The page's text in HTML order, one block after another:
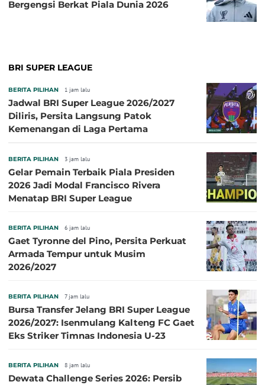
Bergengsi Berkat Piala Dunia 2026
BRI SUPER LEAGUE
BERITA PILIHAN 1 jam lalu
Jadwal BRI Super League 2026/2027
Diliris, Persita Langsung Patok
Kemenangan di Laga Pertama
BERITA PILIHAN 3 jam lalu
Gelar Pemain Terbaik Piala Presiden
2026 Jadi Modal Francisco Rivera
Menatap BRI Super League
BERITA PILIHAN 6 jam lalu
Gaet Tyronne del Pino, Persita Perkuat
Armada Tempur untuk Musim
2026/2027
BERITA PILIHAN 7 jam lalu
Bursa Transfer Jelang BRI Super League
2026/2027: Isenmulang Kalteng FC Gaet
Eks Striker Timnas Indonesia U-23
BERITA PILIHAN 8 jam lalu
Dewata Challenge Series 2026: Persib